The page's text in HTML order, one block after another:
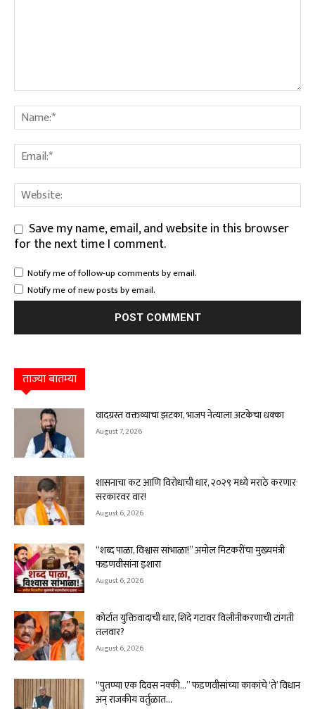
Save my name, email, and website in this browser
for the next time I comment.
Notify me of follow-up comments by email.
Notify me of new posts by email.
ताज्या बातम्या
वादग्रस्त वक्तव्याचा झटका, भाजप नेत्याला अटकेचा धक्का
August 7, 2026
शासनाचा कट आणि विरोधाची धार, २०२९ मध्ये मराठे करणार
सरकारवर वार!
August 6, 2026
“शब्द पाळा, विश्वास सांभाळा!” अमोल मिटकरींचा मुख्यमंत्री
फडणवीसांना इशारा
August 6, 2026
कोर्टात युक्तिवादाची धार, शिंदे गटावर विलीनीकरणाची टांगती
तलवार?
August 6, 2026
“पुतण्या एक दिवस नक्की…” फडणवीसांच्या काकांचे ‘ते’ विधान
अन् राजकीय वर्तुळात...